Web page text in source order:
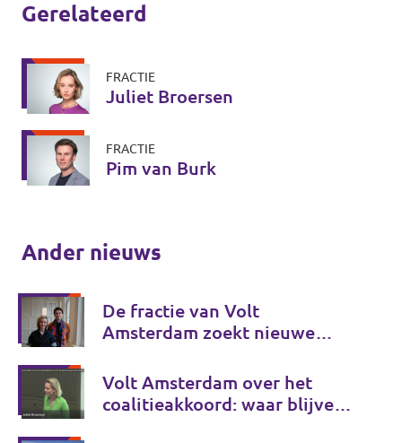
Gerelateerd
FRACTIE
Juliet Broersen
FRACTIE
Pim van Burk
Ander nieuws
De fractie van Volt
Amsterdam zoekt nieuwe
Volt Amsterdam over het
coalitieakkoord: waar blijven